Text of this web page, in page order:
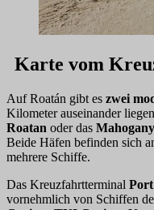
Karte vom
Auf Roatán gibt es zwei
Kilometer auseinander
Roatan oder das
Beide Häfen befinden sich
mehrere Schiffe.
Das Kreuzfahrtterminal
vornehmlich von Schiffen